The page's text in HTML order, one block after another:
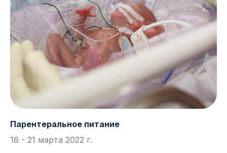
Парентеральное питание
16 - 21 марта 2022 г.